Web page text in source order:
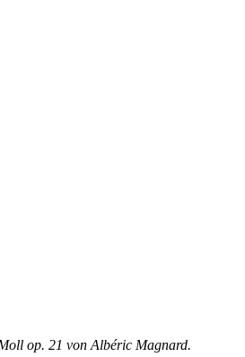
op. 21 von Albéric Magnard.